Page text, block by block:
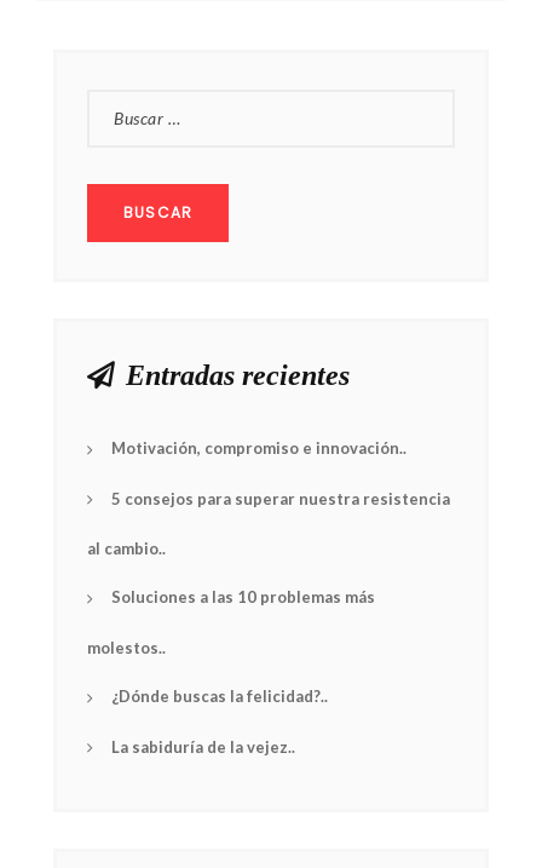
Entradas recientes
Motivación, compromiso e innovación..
5 consejos para superar nuestra resistencia
al cambio..
Soluciones a las 10 problemas más
molestos..
¿Dónde buscas la felicidad?..
La sabiduría de la vejez..